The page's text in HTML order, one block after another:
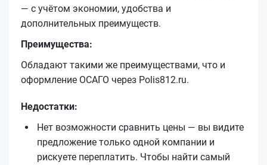
— с учётом экономии, удобства и
дополнительных преимуществ.
Преимущества:
Обладают такими же преимуществами, что и
оформление ОСАГО через Polis812.ru.
Недостатки:
Нет возможности сравнить цены — вы видите
предложение только одной компании и
рискуете переплатить. Чтобы найти самый